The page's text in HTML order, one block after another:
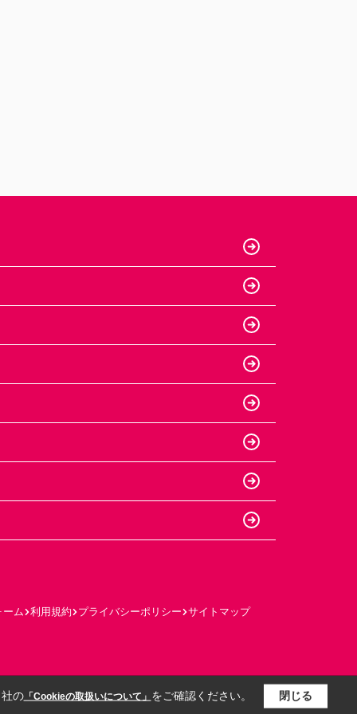
ーム 利用規約 プライバシーポリシー サイトマップ
の「Cookieの取扱いについて」 をご確認ください。 閉じる